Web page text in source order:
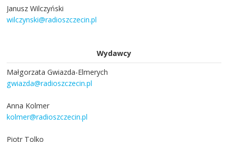
Janusz Wilczyński
wilczynski@radioszczecin.pl
Wydawcy
Małgorzata Gwiazda-Elmerych
gwiazda@radioszczecin.pl
Anna Kolmer
kolmer@radioszczecin.pl
Piotr Tolko